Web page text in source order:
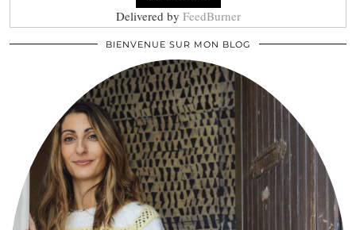
Delivered by FeedBurner
BIENVENUE SUR MON BLOG